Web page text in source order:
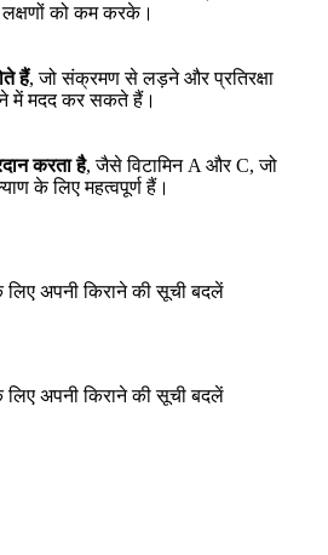
को कम करके।
हैं, जो संक्रमण से लड़ने और प्रतिरक्षा
में मदद कर सकते हैं।
करता है, जैसे विटामिन A और C, जो
के लिए महत्वपूर्ण हैं।
अपनी किराने की सूची बदलें
अपनी किराने की सूची बदलें